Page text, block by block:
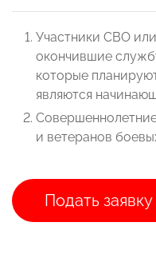
Участники СВО
окончившие
которые
являются
и ветеранов
Подать заявку